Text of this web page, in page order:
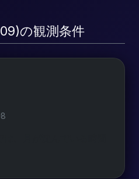
の観測条件